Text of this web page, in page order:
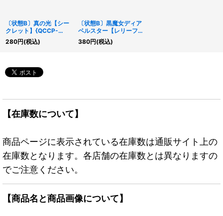
〔状態B〕真の光【シー
クレット】{QCCP-
JP014}《罠》
280円(税込)
〔状態B〕黒魔女ディア
ベルスター【レリーフ】
{AGOV-JP006}《モン
スター》
380円(税込)
【在庫数について】
商品ページに表示されている在庫数は通販サイト上の
在庫数となります。各店舗の在庫数とは異なりますの
でご注意ください。
【商品名と商品画像について】